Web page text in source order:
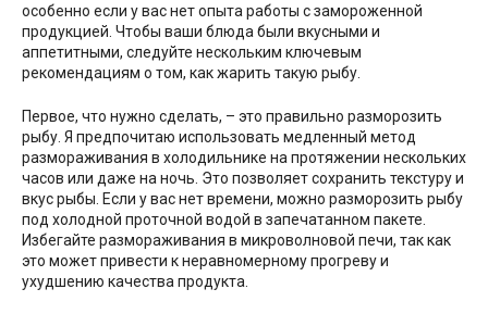
особенно если у вас нет опыта работы с замороженной
продукцией. Чтобы ваши блюда были вкусными и
аппетитными, следуйте нескольким ключевым
рекомендациям о том, как жарить такую рыбу.
Первое, что нужно сделать, – это правильно разморозить
рыбу. Я предпочитаю использовать медленный метод
размораживания в холодильнике на протяжении нескольких
часов или даже на ночь. Это позволяет сохранить текстуру и
вкус рыбы. Если у вас нет времени, можно разморозить рыбу
под холодной проточной водой в запечатанном пакете.
Избегайте размораживания в микроволновой печи, так как
это может привести к неравномерному прогреву и
ухудшению качества продукта.